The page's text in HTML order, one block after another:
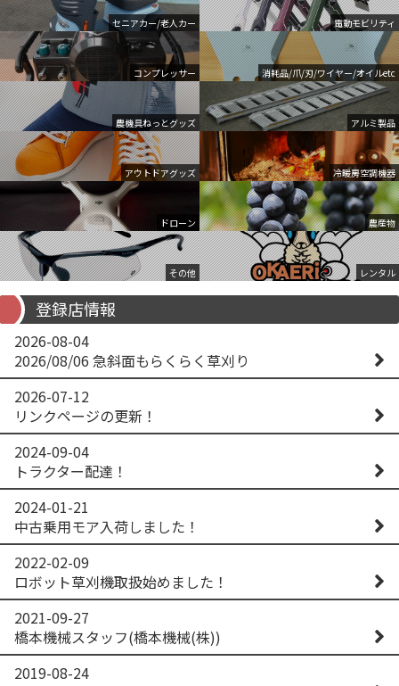
セニアカー/老人カー 電動モビリティ
コンプレッサー 消耗品/爪/刃/ワイヤー/オイルetc
農機具ねっとグッズ アルミ製品
アウトドアグッズ 冷暖房空調機器
ドローン 農産物
その他 レンタル
登録店情報
2026-08-04
2026/08/06 急斜面もらくらく草刈り
2026-07-12
リンクページの更新！
2024-09-04
トラクター配達！
2024-01-21
中古乗用モア入荷しました！
2022-02-09
ロボット草刈機取扱始めました！
2021-09-27
橋本機械スタッフ(橋本機械(株))
2019-08-24